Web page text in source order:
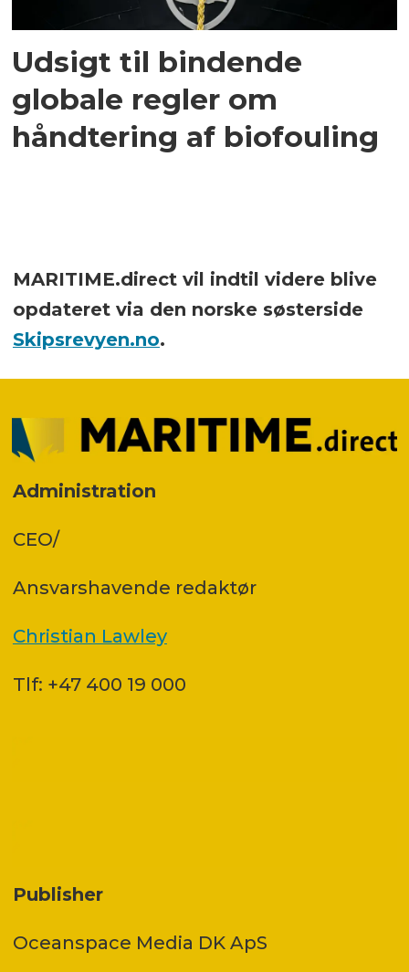
Udsigt til bindende
globale regler om
håndtering af biofouling
MARITIME.direct vil indtil videre blive
opdateret via den norske søsterside
Skipsrevyen.no.
Administration
CEO/
Ansvars­havende redaktør
Christian Lawley
Tlf: +47 400 19 000
Publisher
Oceanspace Media DK ApS